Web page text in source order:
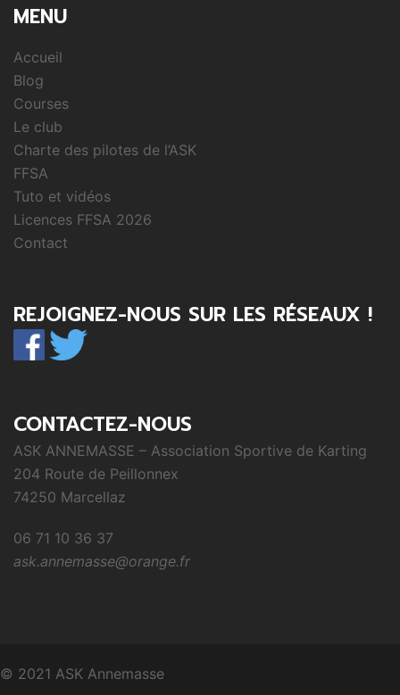
MENU
Accueil
Blog
Courses
Le club
Charte des pilotes de l’ASK
FFSA
Tuto et vidéos
Licences FFSA 2026
Contact
REJOIGNEZ-NOUS SUR LES RÉSEAUX !
CONTACTEZ-NOUS
ASK ANNEMASSE – Association Sportive de Karting
204 Route de Peillonnex
74250 Marcellaz
06 71 10 36 37
ask.annemasse@orange.fr
© 2021 ASK Annemasse